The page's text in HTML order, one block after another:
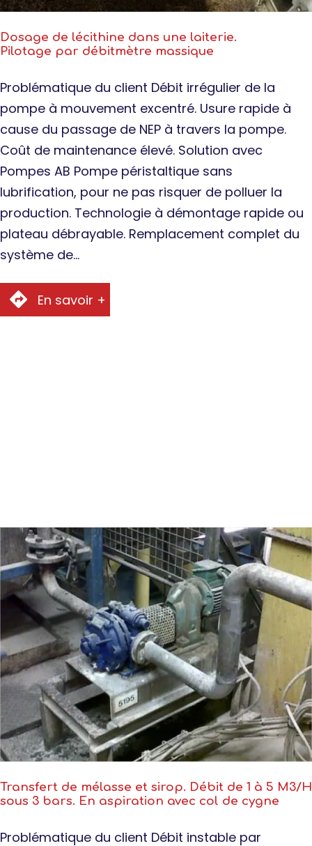
Dosage de lécithine dans une laiterie.
Pilotage par débitmètre massique
Problématique du client Débit irrégulier de la
pompe à mouvement excentré. Usure rapide à
cause du passage de NEP à travers la pompe.
Coût de maintenance élevé. Solution avec
Pompes AB Pompe péristaltique sans
lubrification, pour ne pas risquer de polluer la
production. Technologie à démontage rapide ou
plateau débrayable. Remplacement complet du
système de…
En savoir +
Transfert de mélasse et sirop. Débit de 1 à 5 M3/H
sous 3 bars. En aspiration avec col de cygne
Problématique du client Débit instable par